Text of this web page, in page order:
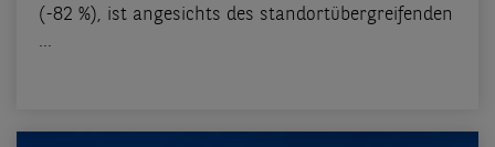
(-82 %), ist angesichts des standortübergreifenden
...